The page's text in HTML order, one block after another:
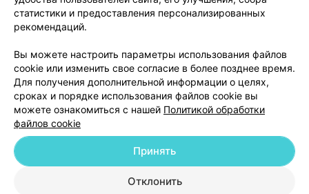
гастроэнтерологическом отделении Брестской
областной больницы,зав.отделением Федорук Оксана
Степановна - врач от Бога!!!
сопереживание,человечность,простота,добропорядочность
и просто человеколюбие,это черты присущие этому
замечательном врачу!!! Люди из её отделения
выздоравливают не только благодаря ,назначенному
лечению и просто потому,что рядом такой
доктор.Надеюсь,что руководство отметит этого
профессионала своего дела,а от нас больных
Добавить компанию
Добавить специалиста
статистики и предоставления персонализированных
рекомендаций.
Вы можете настроить параметры использования файлов
cookie или изменить свое согласие в более позднее время.
Для получения дополнительной информации о целях,
сроках и порядке использования файлов cookie вы
можете ознакомиться с нашей Политикой обработки
файлов cookie
Отклонить
Принять